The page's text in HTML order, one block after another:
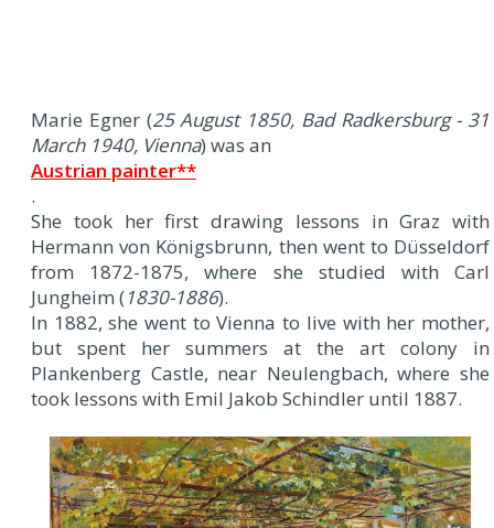
Marie Egner (25 August 1850, Bad Radkersburg - 31
March 1940, Vienna) was an
Austrian painter**
.
She took her first drawing lessons in Graz with
Hermann von Königsbrunn, then went to Düsseldorf
from 1872-1875, where she studied with Carl
Jungheim (1830-1886).
In 1882, she went to Vienna to live with her mother,
but spent her summers at the art colony in
Plankenberg Castle, near Neulengbach, where she
took lessons with Emil Jakob Schindler until 1887.